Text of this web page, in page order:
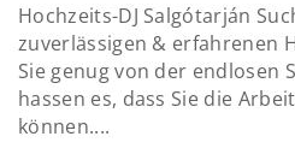
Hochzeits-DJ Salgótarján
zuverlässigen & erfahrenen
Sie genug von der endlosen
hassen es, dass Sie die
können....